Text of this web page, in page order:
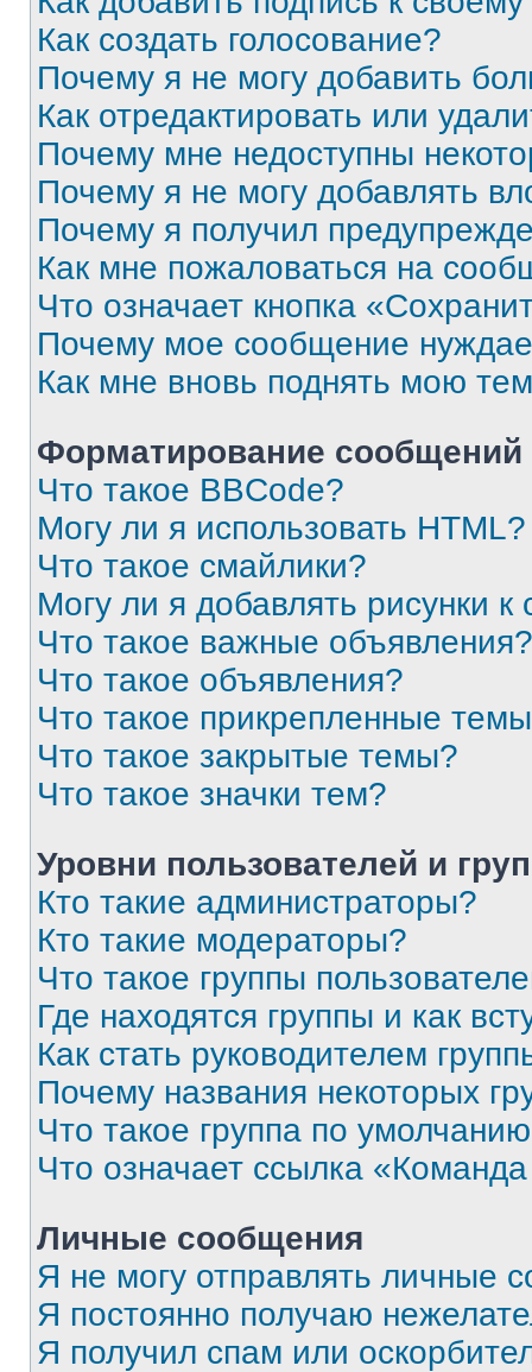
Как создать голосование?
Почему я не могу добавить
Как отредактировать или
Почему мне недоступны
Почему я не могу добавлять
Почему я получил
Как мне пожаловаться на
Что означает кнопка
Почему мое сообщение
Как мне вновь поднять мою
Форматирование
Что такое BBCode?
Могу ли я использовать HTML?
Что такое смайлики?
Могу ли я добавлять рисунки
Что такое важные объявления?
Что такое объявления?
Что такое прикрепленные
Что такое закрытые темы?
Что такое значки тем?
Уровни пользователей и
Кто такие администраторы?
Кто такие модераторы?
Что такое группы
Где находятся группы и как
Как стать руководителем
Почему названия некоторых
Что такое группа по
Что означает ссылка
Личные сообщения
Я не могу отправлять личные
Я постоянно получаю
Я получил спам или